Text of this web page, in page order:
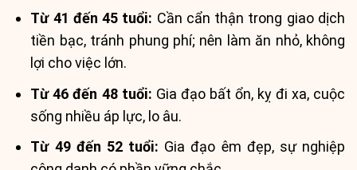
Từ 41 đến 45 tuổi: Cần cẩn thận trong giao dịch
tiền bạc, tránh phung phí; nên làm ăn nhỏ, không
lợi cho việc lớn.
Từ 46 đến 48 tuổi: Gia đạo bất ổn, kỵ đi xa, cuộc
sống nhiều áp lực, lo âu.
Từ 49 đến 52 tuổi: Gia đạo êm đẹp, sự nghiệp